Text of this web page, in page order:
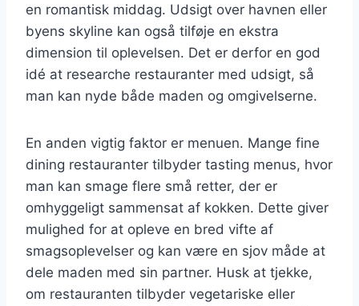
en romantisk middag. Udsigt over havnen eller
byens skyline kan også tilføje en ekstra
dimension til oplevelsen. Det er derfor en god
idé at researche restauranter med udsigt, så
man kan nyde både maden og omgivelserne.
En anden vigtig faktor er menuen. Mange fine
dining restauranter tilbyder tasting menus, hvor
man kan smage flere små retter, der er
omhyggeligt sammensat af kokken. Dette giver
mulighed for at opleve en bred vifte af
smagsoplevelser og kan være en sjov måde at
dele maden med sin partner. Husk at tjekke,
om restauranten tilbyder vegetariske eller